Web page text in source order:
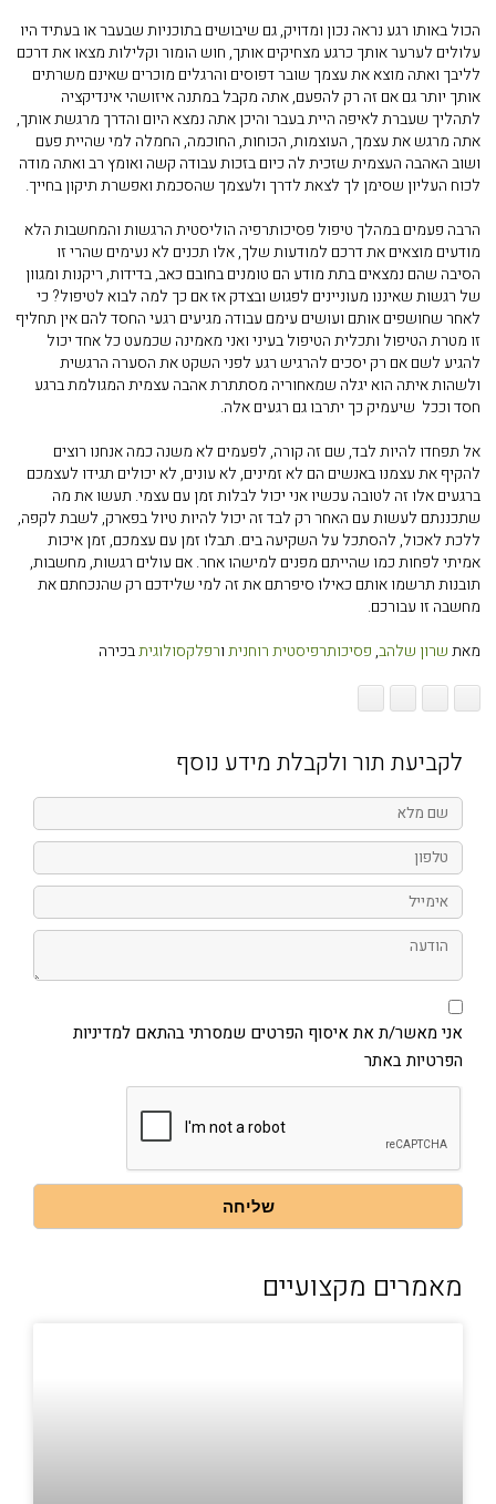
לקביעת תור ולקבלת מידע נוסף
שם
מלא
טלפון
אימייל
הודעה
אני
מאשר/ת
את
הפרטים
שמסרתי
באתר
אני מאשר/ת את איסוף הפרטים שמסרתי בהתאם למדיניות
הפרטיות באתר
שליחה
מאמרים מקצועיים
הכול באותו רגע נראה נכון ומדויק, גם שיבושים בתוכניות שבעבר או בעתיד היו
עלולים לערער אותך כרגע מצחיקים אותך, חוש הומור וקלילות מצאו את דרכם
לליבך ואתה מוצא את עצמך שובר דפוסים והרגלים מוכרים שאינם משרתים
אותך יותר גם אם זה רק להפעם, אתה מקבל במתנה איזושהי אינדיקציה
לתהליך שעברת לאיפה היית בעבר והיכן אתה נמצא היום והדרך מרגשת אותך,
אתה מרגש את עצמך, העוצמות, הכוחות, החוכמה, החמלה למי שהיית פעם
ושוב האהבה העצמית שזכית לה כיום בזכות עבודה קשה ואומץ רב ואתה מודה
לכוח העליון שסימן לך לצאת לדרך ולעצמך שהסכמת ואפשרת תיקון בחייך.
הרבה פעמים במהלך טיפול פסיכותרפיה הוליסטית הרגשות והמחשבות הלא
מודעים מוצאים את דרכם למודעות שלך, אלו תכנים לא נעימים שהרי זו
הסיבה שהם נמצאים בתת מודע הם טומנים בחובם כאב, בדידות, ריקנות ומגוון
של רגשות שאיננו מעוניינים לפגוש ובצדק אז אם כך למה לבוא לטיפול? כי
לאחר שחושפים אותם ועושים עימם עבודה מגיעים רגעי החסד להם אין תחליף
זו מטרת הטיפול ותכלית הטיפול בעיני ואני מאמינה שכמעט כל אחד יכול
להגיע לשם אם רק יסכים להרגיש רגע לפני השקט את הסערה הרגשית
ולשהות איתה הוא יגלה שמאחוריה מסתתרת אהבה עצמית המגולמת ברגע
חסד וככל שיעמיק כך יתרבו גם רגעים אלה.
אל תפחדו להיות לבד, שם זה קורה, לפעמים לא משנה כמה אנחנו רוצים
להקיף את עצמנו באנשים הם לא זמינים, לא עונים, לא יכולים תגידו לעצמכם
ברגעים אלו זה לטובה עכשיו אני יכול לבלות זמן עם עצמי. תעשו את מה
שתכננתם לעשות עם האחר רק לבד זה יכול להיות טיול בפארק, לשבת לקפה,
ללכת לאכול, להסתכל על השקיעה בים. תבלו זמן עם עצמכם, זמן איכות
אמיתי לפחות כמו שהייתם מפנים למישהו אחר. אם עולים רגשות, מחשבות,
תובנות תרשמו אותם כאילו סיפרתם את זה למי שלידכם רק שהנכחתם את
מחשבה זו עבורכם.
מאתשרון שלהב,פסיכותרפיסטית רוחניתורפלקסולוגיתבכירה